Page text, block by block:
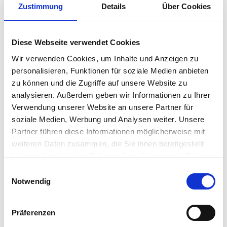
Zustimmung Details Über Cookies
Diese Webseite verwendet Cookies
Wir verwenden Cookies, um Inhalte und Anzeigen zu
personalisieren, Funktionen für soziale Medien anbieten
zu können und die Zugriffe auf unsere Website zu
analysieren. Außerdem geben wir Informationen zu Ihrer
Verwendung unserer Website an unsere Partner für
soziale Medien, Werbung und Analysen weiter. Unsere
Partner führen diese Informationen möglicherweise mit
weiteren Daten zusammen, die Sie ihnen bereitgestellt
haben oder die sie im Rahmen Ihrer Nutzung der Dienste
Notwendig
Präferenzen
Jegliche Verwendung, Vervielfältigung, Verbreitung,
ausdrückliche schriftliche Genehmigung der
für die kommerzielle Nutzung und
Weiterverwendung von Creatives, Kampagnenideen,
Texten, Gestaltungselementen und Inhalten auf
Social-Media-Plattformen oder Websites Dritter.
Zuwiderhandlungen werden zivil- und strafrechtlich
verfolgt, auch international. BRNDBEAR LLC behält
sich die Geltendmachung von Unterlassungs-,
Auskunfts- und Schadensersatzansprüchen
Wir weisen darauf hin, dass BRNDBEAR LLC nicht zur
Teilnahme an einem Streitbeilegungsverfahren vor